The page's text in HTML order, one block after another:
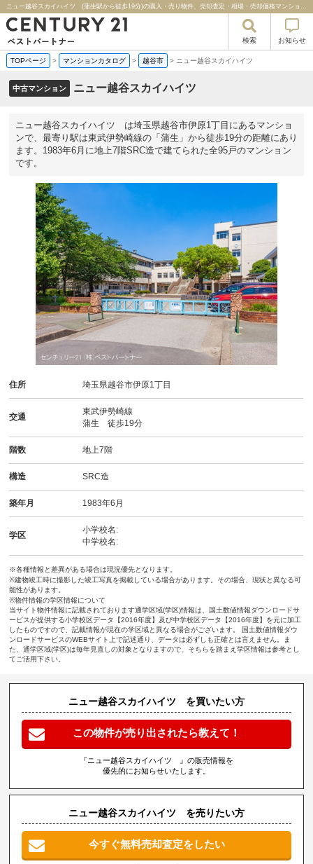
ニュー越谷スカイハイツ (蒲生駅から徒歩19分)の購入・売り物件、売却査定・相場・売却価格マンション情報｜センチュリー２１ベストパートナー
検索 お知らせ
TOPページ > マンションカタログ > 越谷市 > ニュー越谷スカイハイツ
中古マンション ニュー越谷スカイハイツ
ニュー越谷スカイハイツ は埼玉県越谷市伊原1丁目にあるマンショ
ンで、最寄り駅は東武伊勢崎線の「蒲生」から徒歩19分の距離にあり
ます。1983年6月に地上7階SRC造で建てられた全95戸のマンション
です。
住所 埼玉県越谷市伊原1丁目
交通
東武伊勢崎線
蒲生 徒歩19分
階数 地上7階
構造 SRC造
築年月 1983年6月
学区
小学校名:
中学校名:
※各種情報と差異がある場合は現況優先となります。
※建物竣工時に撮影した竣工写真を掲載している場合があります。その場合、現状と異なる可
能性があります。
※物件情報の学区情報について
当サイト物件情報に記載されております通学区域(学区)情報は、国土数値情報ダウンロードサ
ービスが提供する小学校区データ【2016年度】及び中学校区データ【2016年度】を元に加工
したものですので、記載情報が現在の学区域と異なる場合がございます。 国土数値情報ダウ
ンロードサービスのWEBサイト上で記述通り、データは必ずしも正確とは言えません。ま
た、通学区域(学区)は毎年見直しの対象となりますので、そちらを踏まえ学区情報は参考とし
てご活用下さい。
ニュー越谷スカイハイツ を買いたい方
この物件が売り出されたら教えて！
『ニュー越谷スカイハイツ 』の販売情報を
優先的にお知らせいたします。
ニュー越谷スカイハイツ を売りたい方
今すぐ無料売却査定をしたい